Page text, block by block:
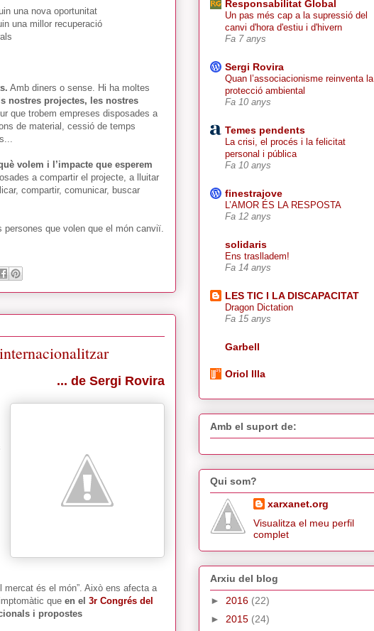
una nova oportunitat
una millor recuperació
Amb diners o sense. Hi ha moltes
nostres projectes, les nostres
que trobem empreses disposades a
de material, cessió de temps
volem i l’impacte que esperem
a compartir el projecte, a lluitar
compartir, comunicar, buscar
persones que volen que el món canviï.
... de Sergi Rovira
mercat és el món”. Això ens afecta a
que en el 3r Congrés del
i propostes
Responsabilitat Global
Un pas més cap a la supressió del
canvi d'hora d'estiu i d'hivern
Fa 7 anys
Sergi Rovira
Quan l’associacionisme reinventa la
protecció ambiental
Fa 10 anys
Temes pendents
La crisi, el procés i la felicitat
personal i pública
Fa 10 anys
finestrajove
L’AMOR ÉS LA RESPOSTA
Fa 12 anys
solidaris
Ens traslladem!
Fa 14 anys
LES TIC I LA DISCAPACITAT
Dragon Dictation
Fa 15 anys
Garbell
Oriol Illa
Amb el suport de:
Qui som?
xarxanet.org
Visualitza el meu perfil
complet
Arxiu del blog
► 2016 (22)
► 2015 (24)